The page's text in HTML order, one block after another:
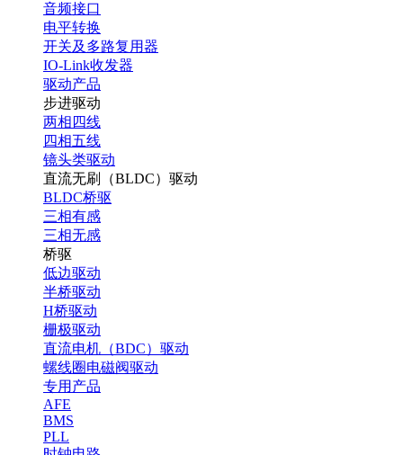
音频接口
电平转换
开关及多路复用器
IO-Link收发器
驱动产品
步进驱动
两相四线
四相五线
镜头类驱动
直流无刷（BLDC）驱动
BLDC桥驱
三相有感
三相无感
桥驱
低边驱动
半桥驱动
H桥驱动
栅极驱动
直流电机（BDC）驱动
螺线圈电磁阀驱动
专用产品
AFE
BMS
PLL